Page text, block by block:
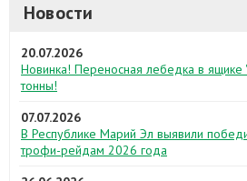
Новости
20.07.2026
Новинка! Переносная лебедка в ящике
тонны!
07.07.2026
В Республике Марий Эл выявили
трофи-рейдам 2026 года